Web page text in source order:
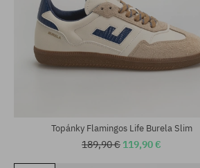
Topánky Flamingos Life Burela Slim
189,90 € 119,90 €